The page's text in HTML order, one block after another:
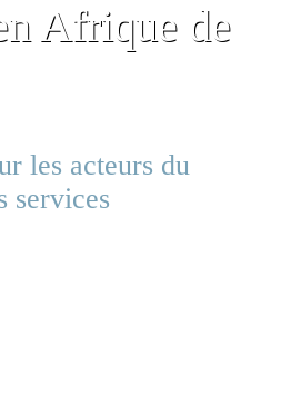
Afrique de
les acteurs du
services